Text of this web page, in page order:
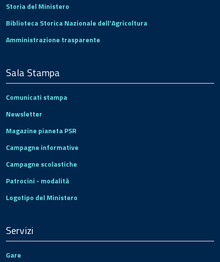
Storia del Ministero
Biblioteca Storica Nazionale dell'Agricoltura
Amministrazione trasparente
Sala Stampa
Comunicati stampa
Newsletter
Magazine pianeta PSR
Campagne informative
Campagne scolastiche
Patrocini - modalità
Logotipo del Ministero
Servizi
Gare